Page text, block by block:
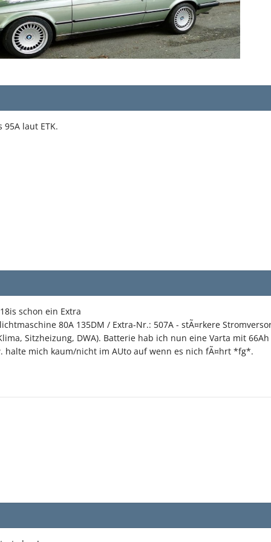
laut ETK.
schon ein Extra
80A 135DM / Extra-Nr.: 507A - stÃ¤rkere
Klima, Sitzheizung, DWA). Batterie hab ich nun eine Varta mit
halte mich kaum/nicht im AUto auf wenn es nich fÃ¤hrt *fg*.